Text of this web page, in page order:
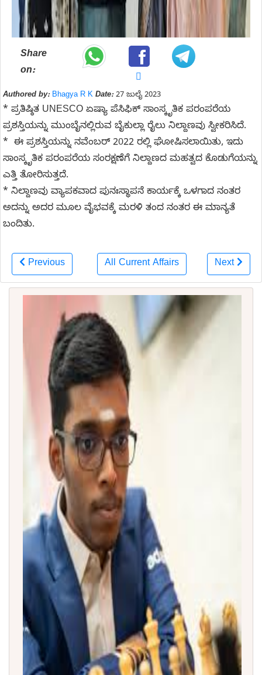
Share
on:
Authored by: Bhagya R K Date:27 ಜುಲೈ 2023
* ಪ್ರತಿಷ್ಠಿತ UNESCO ಏಷ್ಯಾ ಪೆಸಿಫಿಕ್ ಸಾಂಸ್ಕೃತಿಕ ಪರಂಪರೆಯ
ಪ್ರಶಸ್ತಿಯನ್ನು ಮುಂಬೈನಲ್ಲಿರುವ ಬೈಕುಲ್ಲಾ ರೈಲು ನಿಲ್ದಾಣವು ಸ್ವೀಕರಿಸಿದೆ.
* ಈ ಪ್ರಶಸ್ತಿಯನ್ನು ನವೆಂಬರ್ 2022 ರಲ್ಲಿ ಘೋಷಿಸಲಾಯಿತು, ಇದು
ಸಾಂಸ್ಕೃತಿಕ ಪರಂಪರೆಯ ಸಂರಕ್ಷಣೆಗೆ ನಿಲ್ದಾಣದ ಮಹತ್ವದ ಕೊಡುಗೆಯನ್ನು
ಎತ್ತಿ ತೋರಿಸುತ್ತದೆ.
* ನಿಲ್ದಾಣವು ವ್ಯಾಪಕವಾದ ಪುನಃಸ್ಥಾಪನೆ ಕಾರ್ಯಕ್ಕೆ ಒಳಗಾದ ನಂತರ
ಅದನ್ನು ಅದರ ಮೂಲ ವೈಭವಕ್ಕೆ ಮರಳಿ ತಂದ ನಂತರ ಈ ಮಾನ್ಯತೆ
ಬಂದಿತು.
Previous All Current Affairs Next